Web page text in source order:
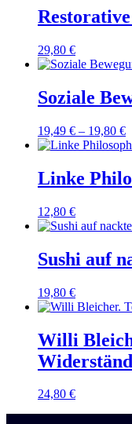
29,80 €
Soziale
19,49 € – 19,80 €
Linke
12,80 €
Sushi auf
19,80 €
Willi
24,80 €